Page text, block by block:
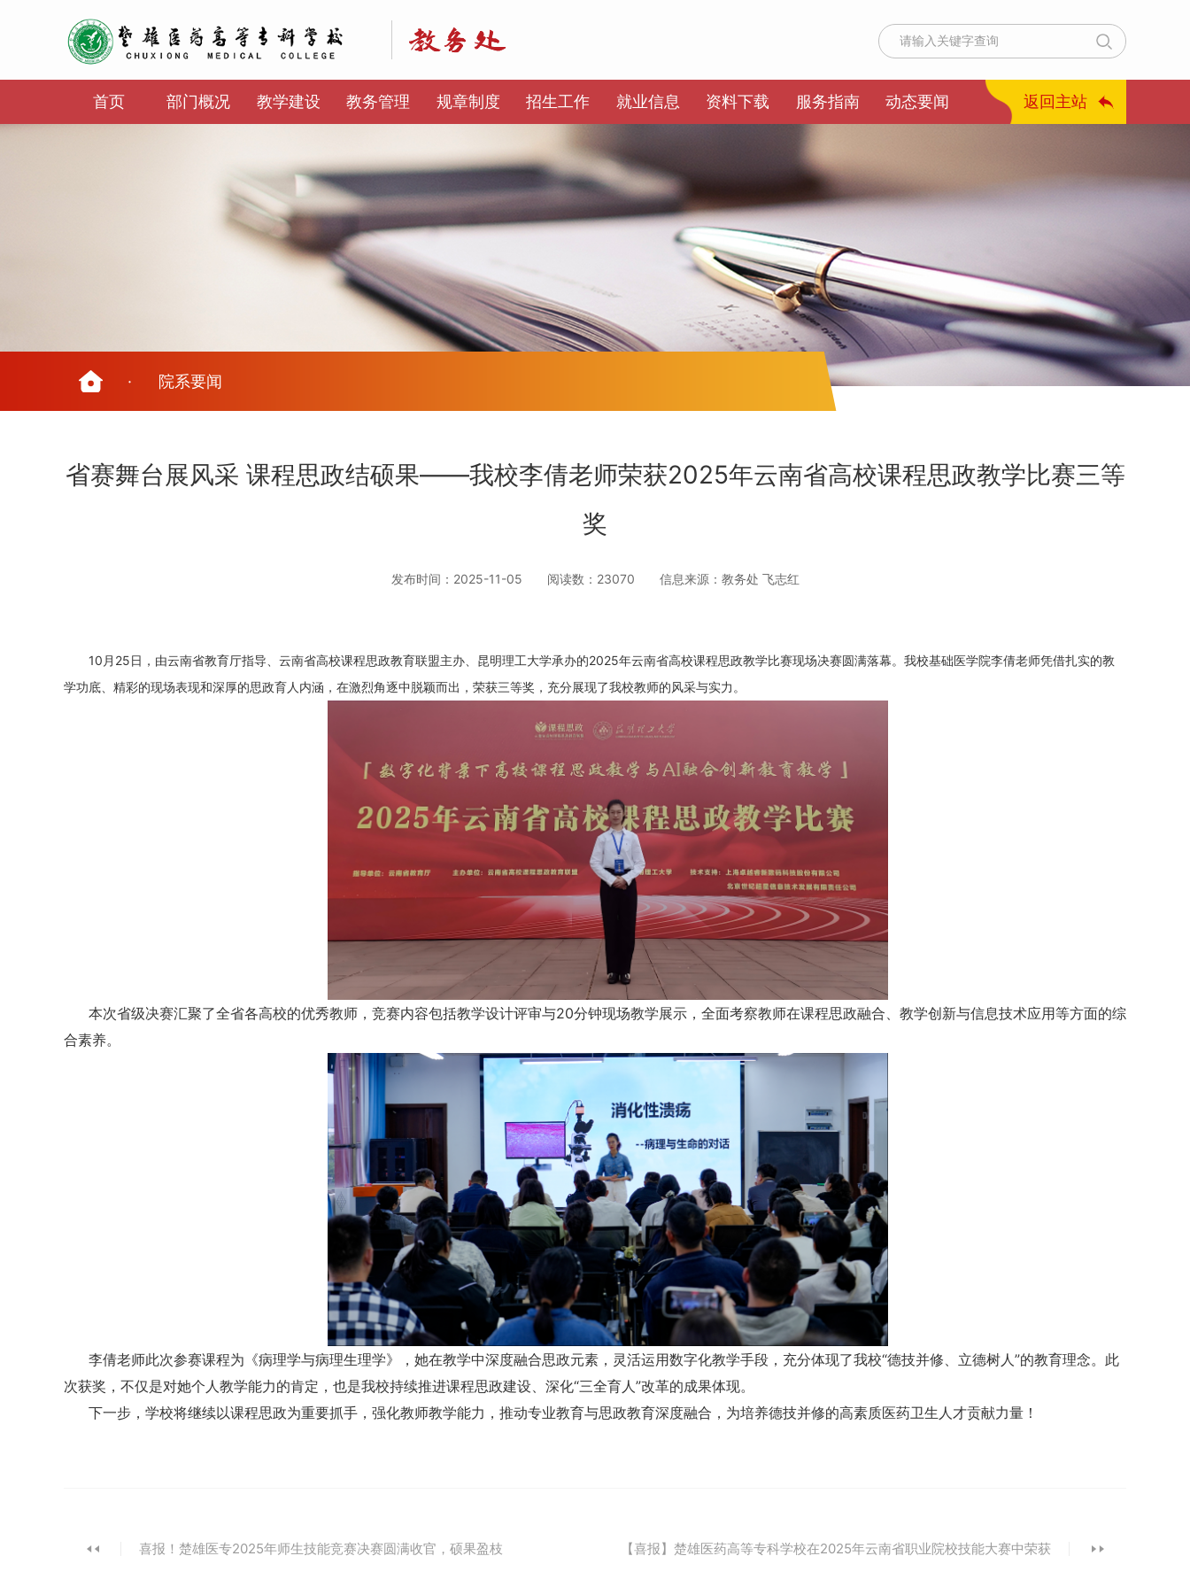
返回主站
首页 部门概况 教学建设 教务管理 规章制度 招生工作 就业信息 资料下载 服务指南 动态要闻
· 院系要闻
省赛舞台展风采 课程思政结硕果——我校李倩老师荣获2025年云南省高校课程思政教学比赛三等
奖
发布时间：2025-11-05 阅读数：23070 信息来源：教务处 飞志红
10月25日，由云南省教育厅指导、云南省高校课程思政教育联盟主办、昆明理工大学承办的2025年云南省高校课程思政教学比赛现场决赛圆满落幕。我校基础医学院李倩老师凭借扎实的教
学功底、精彩的现场表现和深厚的思政育人内涵，在激烈角逐中脱颖而出，荣获三等奖，充分展现了我校教师的风采与实力。
本次省级决赛汇聚了全省各高校的优秀教师，竞赛内容包括教学设计评审与20分钟现场教学展示，全面考察教师在课程思政融合、教学创新与信息技术应用等方面的综
合素养。
李倩老师此次参赛课程为《病理学与病理生理学》，她在教学中深度融合思政元素，灵活运用数字化教学手段，充分体现了我校“德技并修、立德树人”的教育理念。此
次获奖，不仅是对她个人教学能力的肯定，也是我校持续推进课程思政建设、深化“三全育人”改革的成果体现。
下一步，学校将继续以课程思政为重要抓手，强化教师教学能力，推动专业教育与思政教育深度融合，为培养德技并修的高素质医药卫生人才贡献力量！
喜报！楚雄医专2025年师生技能竞赛决赛圆满收官，硕果盈枝 【喜报】楚雄医药高等专科学校在2025年云南省职业院校技能大赛中荣获